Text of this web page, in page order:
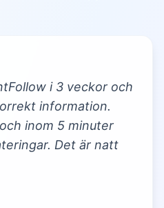
i 3 veckor och
information.
inom 5 minuter
Det är natt